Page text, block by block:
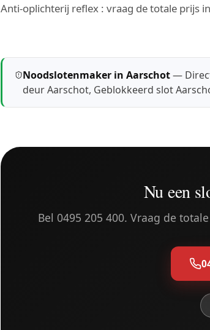
Anti-oplichterij reflex : vraag de totale prijs
Noodslotenmaker in Aarschot—
deur Aarschot, Geblokkeerd slot
Nu een
Bel 0495 205 400. Vraag de